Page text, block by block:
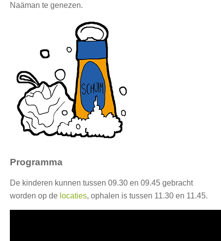
Naäman te genezen.
Programma
De kinderen kunnen tussen 09.30 en 09.45 gebracht
worden op de locaties, ophalen is tussen 11.30 en 11.45.